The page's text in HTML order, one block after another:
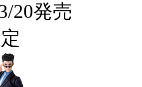
20発売